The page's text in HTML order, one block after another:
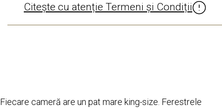
Citește cu atenție Termeni și Condiții
Fiecare cameră are un pat mare king-size. Ferestrele